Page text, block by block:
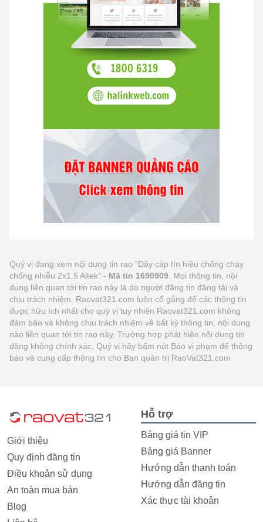
Quý vị đang xem nội dung tin rao "Dây cáp tín hiệu chống cháy
chống nhiễu 2x1.5 Altek" - Mã tin 1690909 . Mọi thông tin, nội
dung liên quan tới tin rao này là do người đăng tin đăng tải và
chịu trách nhiệm. Raovat321.com luôn cố gắng để các thông tin
được hữu ích nhất cho quý vị tuy nhiên Raovat321.com không
đảm bảo và không chịu trách nhiệm về bất kỳ thông tin, nội dung
nào liên quan tới tin rao này. Trường hợp phát hiện nội dung tin
đăng không chính xác, Quý vị hãy bấm nút Báo vi phạm để thông
báo và cung cấp thông tin cho Ban quản trị RaoVat321.com.
Giới thiệu
Quy định đăng tin
Điều khoản sử dụng
An toàn mua bán
Blog
Hỗ trợ
Bảng giá tin VIP
Bảng giá Banner
Hướng dẫn thanh toán
Hướng dẫn đăng tin
Xác thực tài khoản